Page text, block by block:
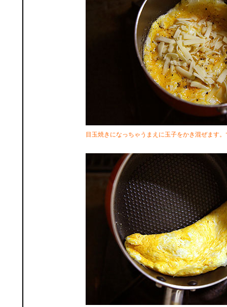
目玉焼きになっちゃうまえに玉子をかき混ぜます